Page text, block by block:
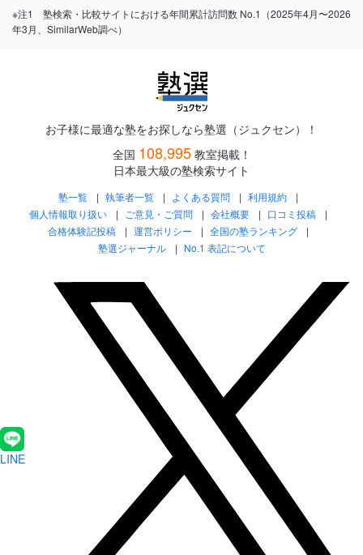
※注1 塾検索・比較サイトにおける年間累計訪問数 No.1（2025年4月〜2026
年3月、SimilarWeb調べ）
お子様に最適な塾をお探しなら塾選（ジュクセン）！
全国 108,995 教室掲載！
日本最大級の塾検索サイト
塾一覧 執筆者一覧 よくある質問
利用規約
個人情報取り扱い
ご意見・ご質問 会社概要
口コミ投稿
合格体験記投稿
運営ポリシー
全国の塾ランキング
塾選ジャーナル
No.1 表記について
LINE